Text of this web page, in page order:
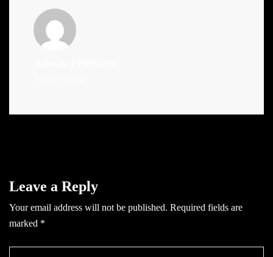
Leave a Reply
Your email address will not be published. Required fields are
marked *